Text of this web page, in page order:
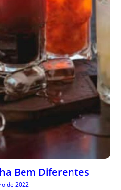
Bem Diferentes
de 2022